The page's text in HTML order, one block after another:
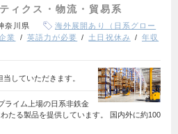
ィクス・物流・貿易系
奈川県
海外展開あり（日系グロー
業 英語力が必要 土日祝休み
年収
していただきます。
ライム上場の日系非鉄金
たる製品を提供しています。 国内外に約100